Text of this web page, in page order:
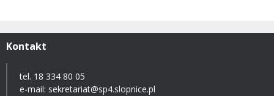
Kontakt
tel. 18 334 80 05
e-mail: sekretariat@sp4.slopnice.pl